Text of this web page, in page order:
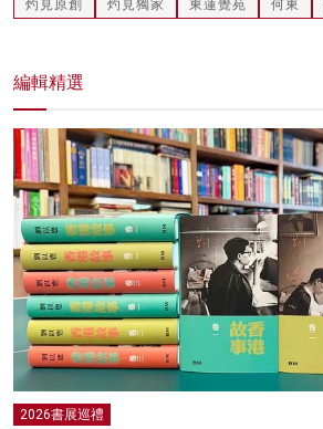
灼見原創 灼見獨家 東蓮覺苑 何東
編輯精選
2026書展巡禮